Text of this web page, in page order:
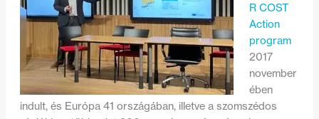
R COST
Action
program
2017
november
ében
indult, és Európa 41 országában, illetve a szomszédos